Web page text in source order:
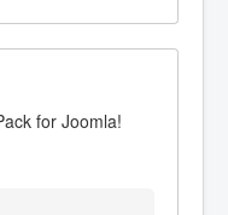
for Joomla!